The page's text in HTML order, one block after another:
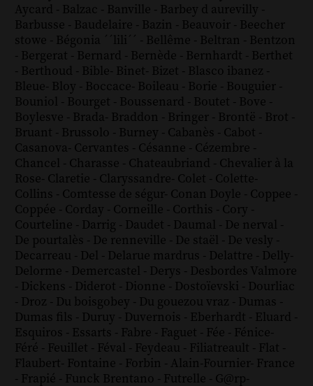
Aycard - Balzac - Banville - Barbey d aurevilly -
Barbusse - Baudelaire - Bazin - Beauvoir - Beecher
stowe - Bégonia ´´lili´´ - Bellême - Beltran - Bentzon
- Bergerat - Bernard - Bernède - Bernhardt - Berthet
- Berthoud - Bible- Binet- Bizet - Blasco ibanez -
Bleue- Bloy - Boccace- Boileau - Borie - Bouguier -
Bouniol - Bourget - Boussenard - Boutet - Bove -
Boylesve - Brada- Braddon - Bringer - Brontë - Brot -
Bruant - Brussolo - Burney - Cabanès - Cabot -
Casanova- Cervantes - Césanne - Cézembre -
Chancel - Charasse - Chateaubriand - Chevalier à la
Rose- Claretie - Claryssandre- Colet - Colette-
Collins - Comtesse de ségur- Conan Doyle - Coppee -
Coppée - Corday - Corneille - Corthis - Cory -
Courteline - Darrig - Daudet - Daumal - De nerval -
De pourtalès - De renneville - De staël - De vesly -
Decarreau - Del - Delarue mardrus - Delattre - Delly-
Delorme - Demercastel - Derys - Desbordes Valmore
- Dickens - Diderot - Dionne - Dostoïevski - Dourliac
- Droz - Du boisgobey - Du gouezou vraz - Dumas -
Dumas fils - Duruy - Duvernois - Eberhardt - Eluard -
Esquiros - Essarts - Fabre - Faguet - Fée - Fénice-
Féré - Feuillet - Féval - Feydeau - Filiatreault - Flat -
Flaubert- Fontaine - Forbin - Alain-Fournier- France
- Frapié - Funck Brentano - Futrelle - G@rp-